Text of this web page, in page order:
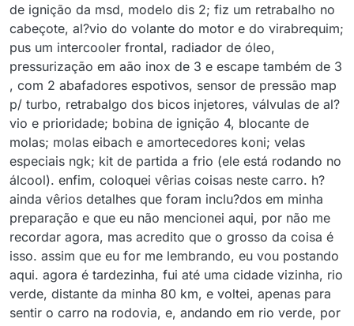
de ignição da msd, modelo dis 2; fiz um retrabalho no
cabeçote, al?vio do volante do motor e do virabrequim;
pus um intercooler frontal, radiador de óleo,
pressurização em aão inox de 3 e escape também de 3
, com 2 abafadores espotivos, sensor de pressão map
p/ turbo, retrabalgo dos bicos injetores, válvulas de al?
vio e prioridade; bobina de ignição 4, blocante de
molas; molas eibach e amortecedores koni; velas
especiais ngk; kit de partida a frio (ele está rodando no
álcool). enfim, coloquei vêrias coisas neste carro. h?
ainda vêrios detalhes que foram inclu?dos em minha
preparação e que eu não mencionei aqui, por não me
recordar agora, mas acredito que o grosso da coisa é
isso. assim que eu for me lembrando, eu vou postando
aqui. agora é tardezinha, fui até uma cidade vizinha, rio
verde, distante da minha 80 km, e voltei, apenas para
sentir o carro na rodovia, e, andando em rio verde, por